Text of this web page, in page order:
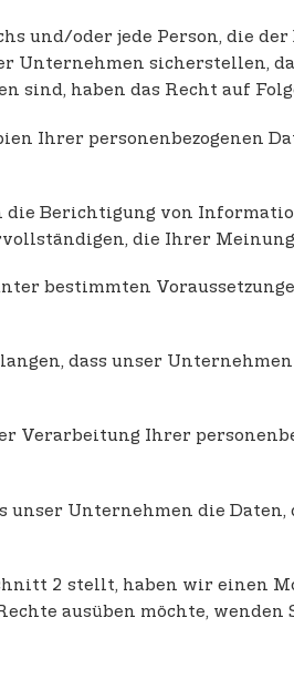
und/oder jede Person, die
Unternehmen sicherstellen,
sind, haben das Recht auf
Ihrer personenbezogenen
die Berichtigung von
die Ihrer
bestimmten
dass unser
Verarbeitung Ihrer
unser Unternehmen die
2 stellt, haben wir einen
ausüben möchte,